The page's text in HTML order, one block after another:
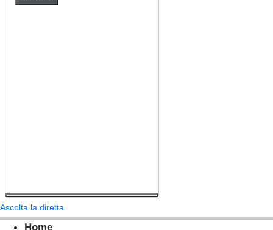
Ascolta la diretta
Home